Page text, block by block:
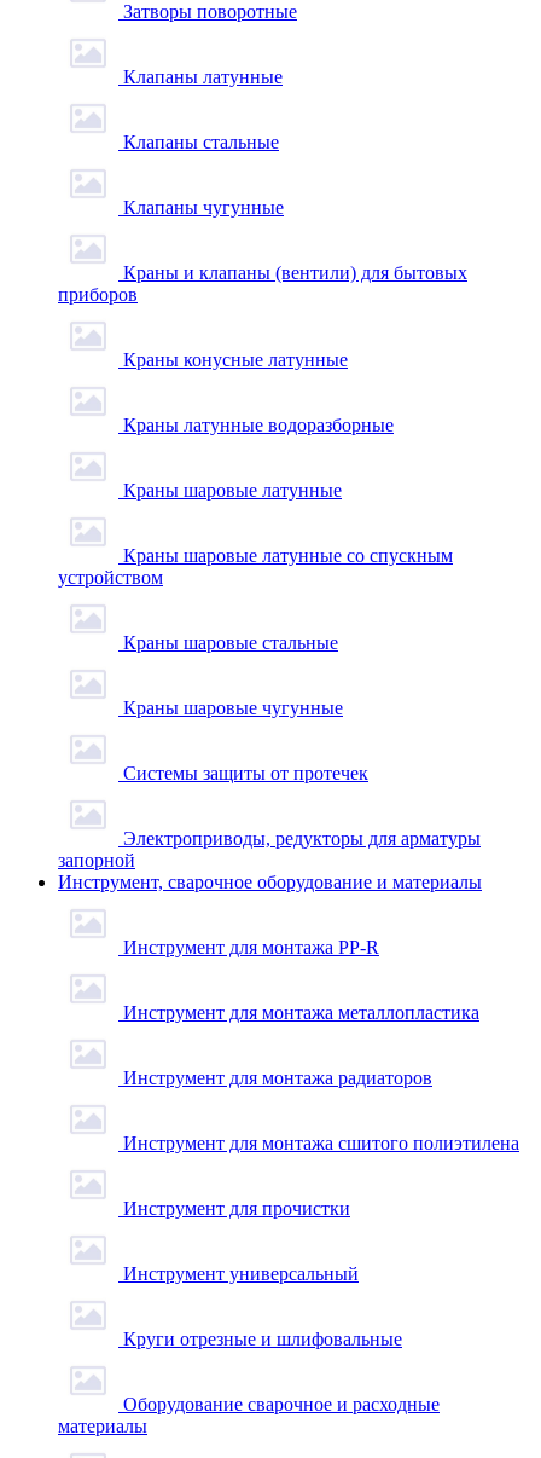
Затворы поворотные
Клапаны латунные
Клапаны стальные
Клапаны чугунные
Краны и клапаны (вентили) для бытовых
приборов
Краны конусные латунные
Краны латунные водоразборные
Краны шаровые латунные
Краны шаровые латунные со спускным
устройством
Краны шаровые стальные
Краны шаровые чугунные
Системы защиты от протечек
Электроприводы, редукторы для арматуры
запорной
Инструмент, сварочное оборудование и материалы
Инструмент для монтажа PP-R
Инструмент для монтажа металлопластика
Инструмент для монтажа радиаторов
Инструмент для монтажа сшитого полиэтилена
Инструмент для прочистки
Инструмент универсальный
Круги отрезные и шлифовальные
Оборудование сварочное и расходные
материалы